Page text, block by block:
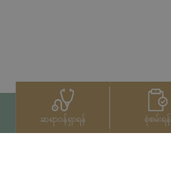
ဆရာဝန်ရှာရန် စုံစမ်းရန်